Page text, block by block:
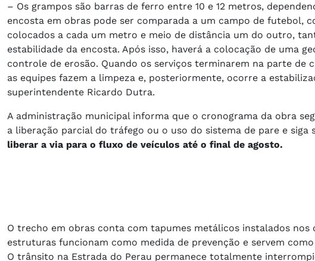
– Os grampos são barras de ferro entre 10 e 12 metros,
encosta em obras pode ser comparada a um campo de futebol,
colocados a cada um metro e meio de distância um do outro,
estabilidade da encosta. Após isso, haverá a colocação de uma
controle de erosão. Quando os serviços terminarem na parte
as equipes fazem a limpeza e, posteriormente, ocorre a
superintendente Ricardo Dutra.
A administração municipal informa que o cronograma da obra
a liberação parcial do tráfego ou o uso do sistema de pare e siga
liberar a via para o fluxo de veículos até o final de agosto.
O trecho em obras conta com tapumes metálicos instalados
estruturas funcionam como medida de prevenção e servem
O trânsito na Estrada do Perau permanece totalmente